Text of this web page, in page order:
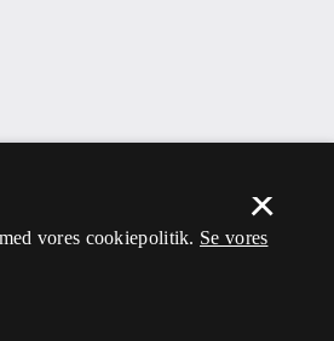
×
vores cookiepolitik. Se vores